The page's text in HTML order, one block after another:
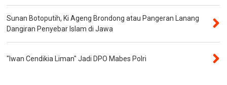
Sunan Botoputih, Ki Ageng Brondong atau Pangeran Lanang
Dangiran Penyebar Islam di Jawa
"Iwan Cendikia Liman" Jadi DPO Mabes Polri